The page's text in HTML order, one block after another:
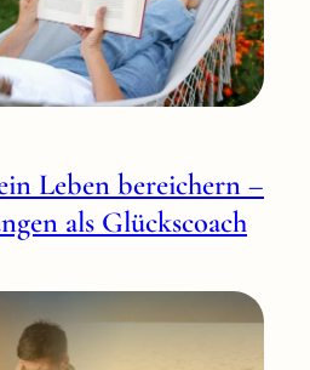
Leben bereichern –
als Glückscoach